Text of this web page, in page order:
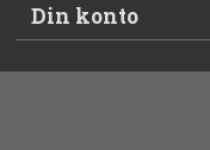
Din konto